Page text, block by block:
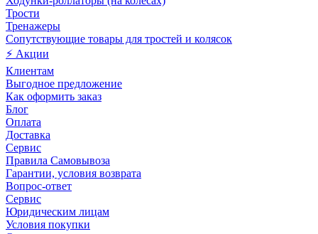
Трости
Тренажеры
Сопутствующие товары для тростей и колясок
⚡ Акции
Клиентам
Выгодное предложение
Как оформить заказ
Блог
Оплата
Доставка
Сервис
Правила Самовывоза
Гарантии, условия возврата
Вопрос-ответ
Сервис
Юридическим лицам
Условия покупки